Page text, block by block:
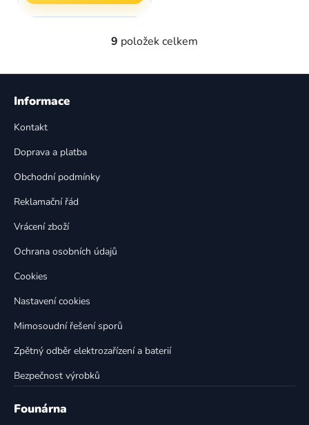
O
l
9 položek celkem
Z
Informace
Kontakt
Doprava a platba
Obchodní podmínky
Reklamační řád
Vrácení zboží
Ochrana osobních údajů
Cookies
Nastavení cookies
Mimosoudní řešení sporů
Zpětný odběr elektrozařízení a baterií
Bezpečnost výrobků
Founárna